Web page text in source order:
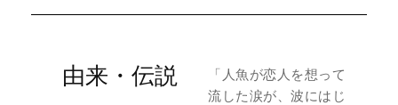
由来・伝説
「人魚が恋人を想って
流した涙が、波にはじ